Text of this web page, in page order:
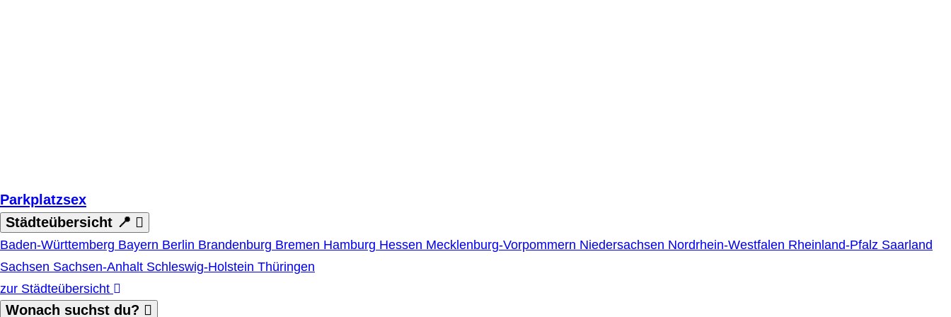
Parkplatzsex
Städteübersicht 📍
Baden-Württemberg Bayern Berlin Brandenburg Bremen Hamburg Hessen Mecklenburg-Vorpommern Niedersachsen Nordrhein-Westfalen Rheinland-Pfalz Saarland
Sachsen Sachsen-Anhalt Schleswig-Holstein Thüringen
zur Städteübersicht
Wonach suchst du?